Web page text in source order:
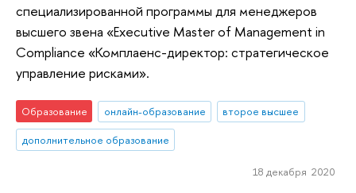
специализированной программы для менеджеров
высшего звена «Executive Master of Management in
Compliance «Комплаенс-директор: стратегическое
управление рисками».
Образование онлайн-образование
второе высшее
дополнительное образование
18 декабря 2020